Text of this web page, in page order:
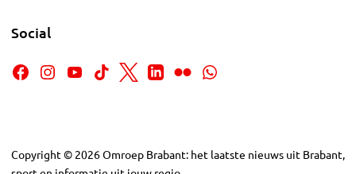
Social
Copyright © 2026Omroep Brabant: het laatste nieuws uit Brabant,